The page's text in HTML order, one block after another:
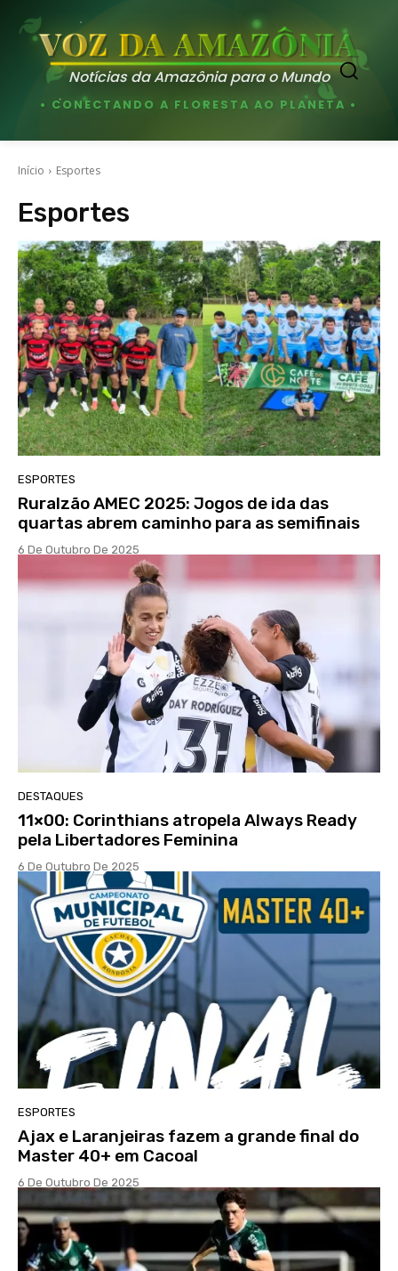
VOZ DA AMAZÔNIA
Notícias da Amazônia para o Mundo
• CONECTANDO A FLORESTA AO PLANETA •
Início Esportes
Esportes
ESPORTES
Ruralzão AMEC 2025: Jogos de ida das
quartas abrem caminho para as semifinais
6 De Outubro De 2025
DESTAQUES
11×00: Corinthians atropela Always Ready
pela Libertadores Feminina
6 De Outubro De 2025
ESPORTES
Ajax e Laranjeiras fazem a grande final do
Master 40+ em Cacoal
6 De Outubro De 2025